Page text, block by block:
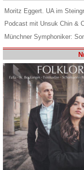
Moritz Eggert. UA im
Podcast mit Unsuk Chin &
Münchner Symphoniker: